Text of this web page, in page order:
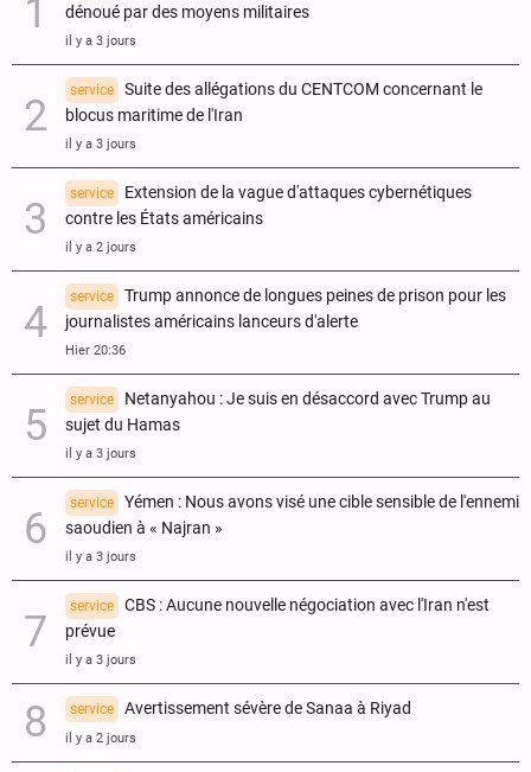
dénoué par des moyens militaires
il y a 3 jours
service
Suite des allégations du CENTCOM concernant le
blocus maritime de l'Iran
il y a 3 jours
service
Extension de la vague d'attaques cybernétiques
contre les États américains
il y a 2 jours
service
Trump annonce de longues peines de prison pour les
journalistes américains lanceurs d'alerte
Hier 20:36
service
Netanyahou : Je suis en désaccord avec Trump au
sujet du Hamas
il y a 3 jours
service
Yémen : Nous avons visé une cible sensible de l'ennemi
saoudien à « Najran »
il y a 3 jours
service
CBS : Aucune nouvelle négociation avec l'Iran n'est
prévue
il y a 3 jours
service Avertissement sévère de Sanaa à Riyad
il y a 2 jours